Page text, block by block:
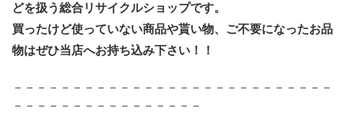
どを扱う総合リサイクルショップです。
買ったけど使っていない商品や貰い物、ご不要になったお品
物はぜひ当店へお持ち込み下さい！！
－－－－－－－－－－－－－－－－－－－－－－－－－－－
－－－－－－－－－－－－－－－－